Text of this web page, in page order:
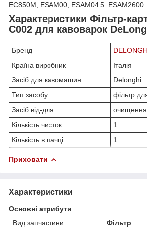
EC850M, ESAM00, ESAM04.5. ESAM2600
Характеристики Фільтр-
C002 для кавоварок
Бренд
Країна виробник
Італія
Засіб для кавомашин
Delonghi
Тип засобу
фільтр
Засіб від-для
очищення
Кількість чисток
1
Кількість в пачці
1
Приховати
Характеристики
Основні атрибути
Вид запчастини
Фільтр